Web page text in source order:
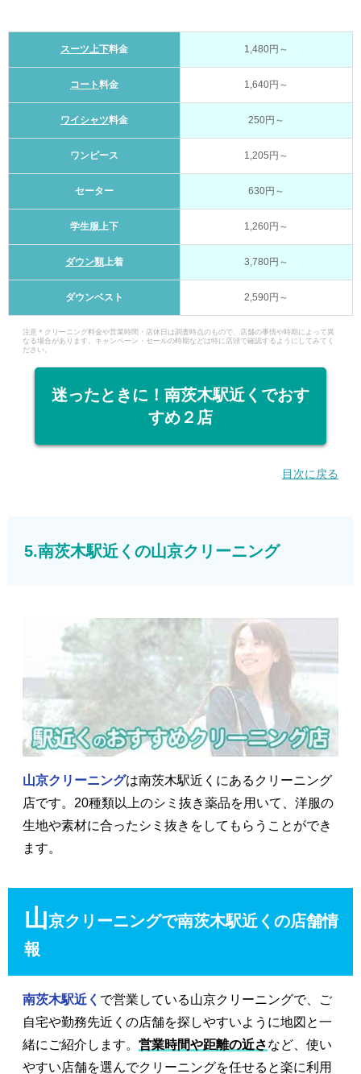
スーツ上下料金 1,480円～
コート料金 1,640円～
ワイシャツ料金 250円～
ワンピース 1,205円～
セーター 630円～
学生服上下 1,260円～
ダウン類上着 3,780円～
ダウンベスト 2,590円～
注意＊クリーニング料金や営業時間・店休日は調査時点のもので、店舗の事情や時期によって異
なる場合があります。キャンペーン・セールの時期などは特に店頭で確認するようにしてみてく
ださい。
迷ったときに！南茨木駅近くでおす
すめ２店
目次に戻る
5.南茨木駅近くの山京クリーニング
山京クリーニングは南茨木駅近くにあるクリーニング
店です。20種類以上のシミ抜き薬品を用いて、洋服の
生地や素材に合ったシミ抜きをしてもらうことができ
ます。
山京クリーニングで南茨木駅近くの店舗情
報
南茨木駅近く で営業している山京クリーニングで、ご
自宅や勤務先近くの店舗を探しやすいように地図と一
緒にご紹介します。 営業時間や距離の近さなど、使い
やすい店舗を選んでクリーニングを任せると楽に利用